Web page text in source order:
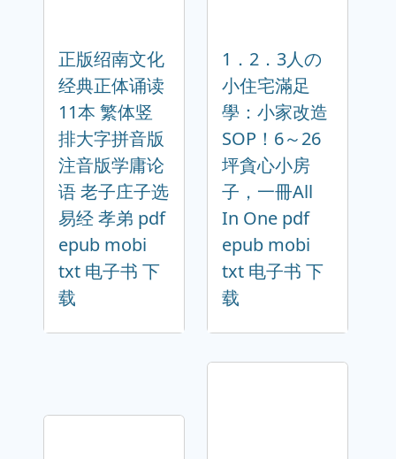
正版绍南文化
经典正体诵读
11本 繁体竖
排大字拼音版
注音版学庸论
语 老子庄子选
易经 孝弟 pdf
epub mobi
txt 电子书 下
载
1．2．3人の
小住宅滿足
學：小家改造
SOP！6～26
坪貪心小房
子，一冊All
In One pdf
epub mobi
txt 电子书 下
载